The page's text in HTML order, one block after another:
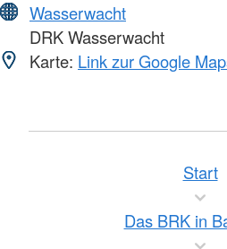
Wasserwacht
DRK Wasserwacht
Karte: Link zur Google
Start
Das BRK in